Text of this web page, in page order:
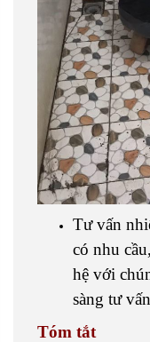
Tư vấn
có nhu
hệ với
sàng tư
Tóm tắt